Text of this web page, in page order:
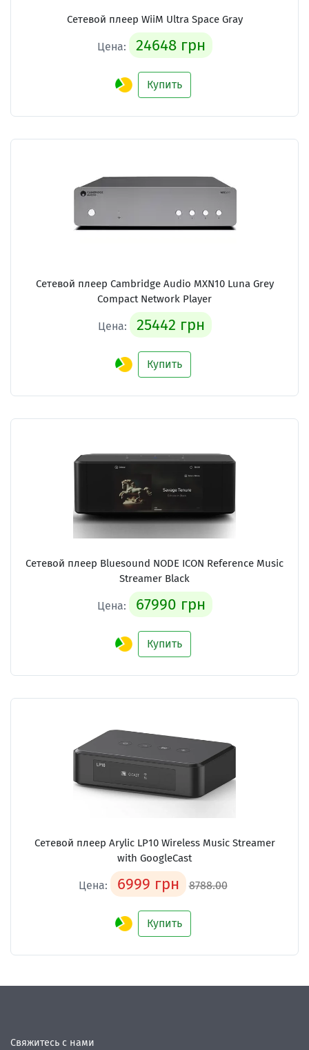
Сетевой плеер WiiM Ultra Space Gray
Цена: 24648 грн
Купить
Сетевой плеер Cambridge Audio MXN10 Luna Grey
Compact Network Player
Цена: 25442 грн
Купить
Сетевой плеер Bluesound NODE ICON Reference Music
Streamer Black
Цена: 67990 грн
Купить
Сетевой плеер Arylic LP10 Wireless Music Streamer
with GoogleCast
Цена: 6999 грн 8788.00
Купить
Свяжитесь с нами